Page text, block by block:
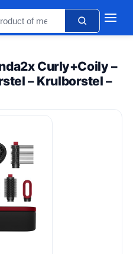
Curly+Coily –
– Krulborstel –